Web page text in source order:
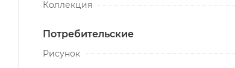
Коллекция
Потребительские
Рисунок